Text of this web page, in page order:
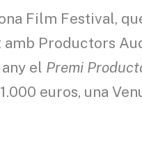
Film Festival,
Productors
el Premi
euros, una